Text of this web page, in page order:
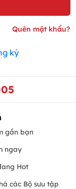
ký
gần bạn
ngay
Hot
các Bộ sưu tập